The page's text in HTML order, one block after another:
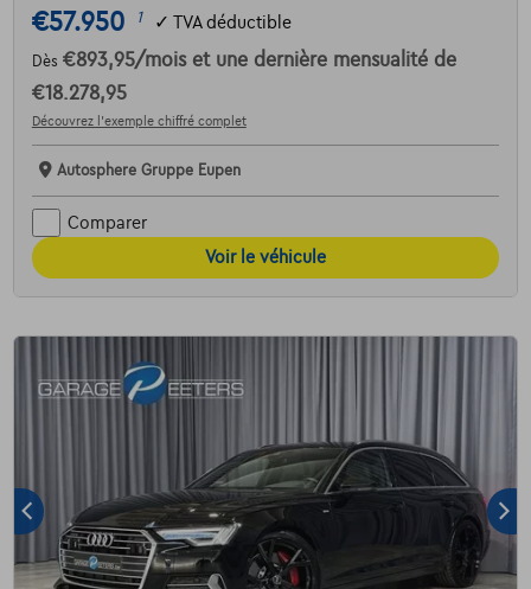
€57.950 1 ✓ TVA déductible
Dès €893,95/mois et une dernière mensualité de
€18.278,95
Découvrez l’exemple chiffré complet
Autosphere Gruppe Eupen
Comparer
Voir le véhicule